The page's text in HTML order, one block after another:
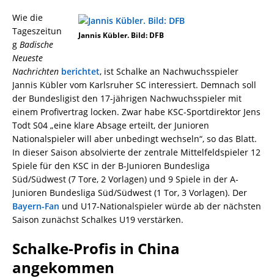
Jannis Kübler. Bild: DFB
Wie die
Tageszeitun
g Badische
Neueste
Nachrichten berichtet, ist Schalke an Nachwuchsspieler
Jannis Kübler vom Karlsruher SC interessiert. Demnach soll
der Bundesligist den 17-jährigen Nachwuchsspieler mit
einem Profivertrag locken. Zwar habe KSC-Sportdirektor Jens
Todt S04 „eine klare Absage erteilt, der Junioren
Nationalspieler will aber unbedingt wechseln“, so das Blatt.
In dieser Saison absolvierte der zentrale Mittelfeldspieler 12
Spiele für den KSC in der B-Junioren Bundesliga
Süd/Südwest (7 Tore, 2 Vorlagen) und 9 Spiele in der A-
Junioren Bundesliga Süd/Südwest (1 Tor, 3 Vorlagen). Der
Bayern-Fan und U17-Nationalspieler würde ab der nächsten
Saison zunächst Schalkes U19 verstärken.
Schalke-Profis in China
angekommen